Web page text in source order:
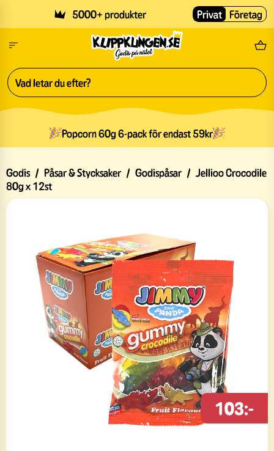
5000+ produkter Fri
Privat Företag
Popcorn 60g 6-pack för endast 59kr
Godis / Påsar & Stycksaker / Godispåsar / Jellioo Crocodile
80g x 12st
103:-